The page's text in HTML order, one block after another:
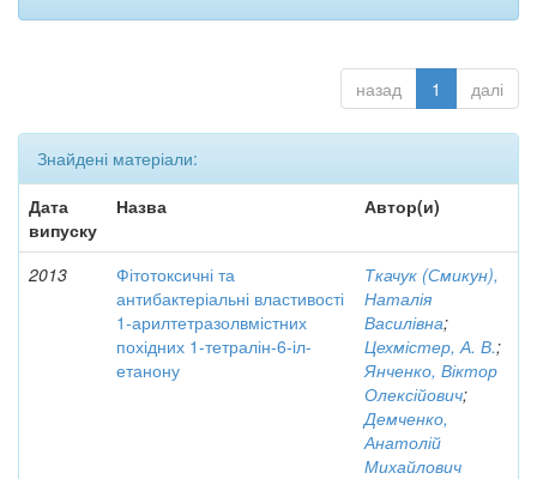
назад 1 далі
Знайдені матеріали:
Дата
випуску
Назва Автор(и)
2013
Фітотоксичні та
антибактеріальні властивості
1-арилтетразолвмістних
похідних 1-тетралін-6-іл-
етанону
Ткачук (Смикун),
Наталія
Василівна;
Цехмістер, А. В.;
Янченко, Віктор
Олексійович;
Демченко,
Анатолій
Михайлович